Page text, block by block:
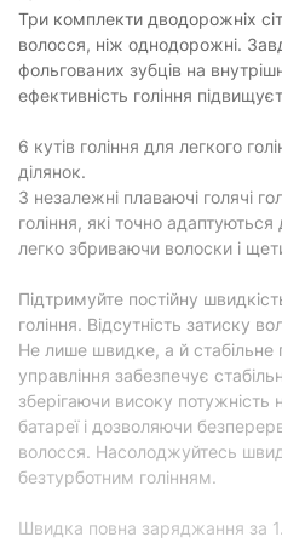
Оснащення
Наявність тримера:
без
самоочищення:
Тип тримера:
Наявність дисплея:
без
Плаваюча голівка:
є
Особливості
Автоперемикання
напруги:
є
Водонепроникний
корпус:
є
Фізичні характеристики
Колір:
синій
Три комплекти дводорожніх
волосся, ніж однодорожні.
фольгованих зубців на
ефективність гоління
6 кутів гоління для легкого
ділянок.
3 незалежні плаваючі голячі
гоління, які точно
легко збриваючи волоски і
Підтримуйте постійну
гоління. Відсутність затиску
Не лише швидке, а й стабільне
управління забезпечує
зберігаючи високу потужність
батареї і дозволяючи
волосся. Насолоджуйтесь
безтурботним голінням.
Швидка повна заряджання за